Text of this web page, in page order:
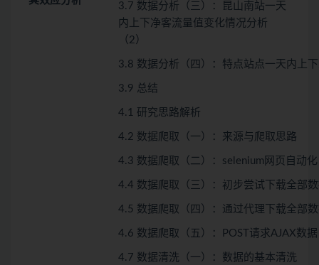
3.7 数据分析（三）：昆山南站一天
内上下净客流量值变化情况分析
（2）
3.8 数据分析（四）：特点站点一天内上
3.9 总结
4.1 研究思路解析
4.2 数据爬取（一）：来源与爬取思路
4.3 数据爬取（二）：selenium网页自动化
4.4 数据爬取（三）：初步尝试下载全部
4.5 数据爬取（四）：通过代理下载全部
4.6 数据爬取（五）：POST请求AJAX数据
4.7 数据清洗（一）：数据的基本清洗